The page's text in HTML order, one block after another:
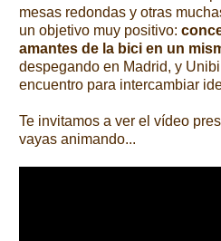
mesas redondas y otras
un objetivo muy positivo:
amantes de la bici en un
despegando en Madrid, y
encuentro para intercambiar
Te invitamos a ver el vídeo
vayas animando...